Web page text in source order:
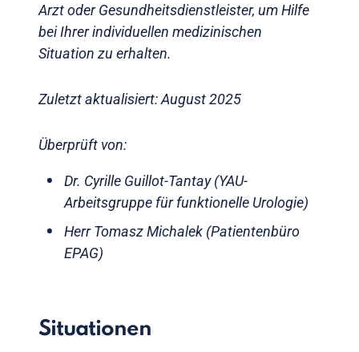
Arzt oder Gesundheitsdienstleister, um Hilfe
bei Ihrer individuellen medizinischen
Situation zu erhalten.
Zuletzt aktualisiert: August 2025
Überprüft von:
Dr. Cyrille Guillot-Tantay (YAU-
Arbeitsgruppe für funktionelle Urologie)
Herr Tomasz Michalek (Patientenbüro
EPAG)
Situationen